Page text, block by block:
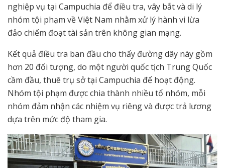
nghiệp vụ tại Campuchia để điều tra, vây bắt và di lý
nhóm tội phạm về Việt Nam nhằm xử lý hành vi lừa
đảo chiếm đoạt tài sản trên không gian mạng.
Kết quả điều tra ban đầu cho thấy đường dây này gồm
hơn 20 đối tượng, do một người quốc tịch Trung Quốc
cầm đầu, thuê trụ sở tại Campuchia để hoạt động.
Nhóm tội phạm được chia thành nhiều tổ nhóm, mỗi
nhóm đảm nhận các nhiệm vụ riêng và được trả lương
dựa trên mức độ tham gia.